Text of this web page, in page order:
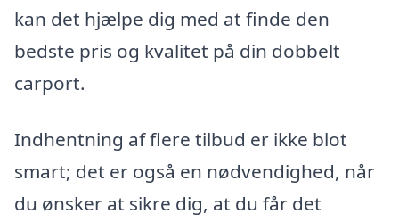
kan det hjælpe dig med at finde den
bedste pris og kvalitet på din dobbelt
carport.
Indhentning af flere tilbud er ikke blot
smart; det er også en nødvendighed, når
du ønsker at sikre dig, at du får det